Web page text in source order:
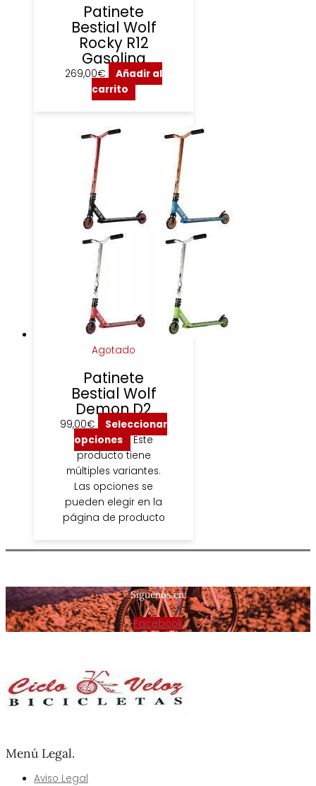
Patinete
Bestial Wolf
Rocky R12
Gasolina
269,00€
Añadir al
carrito
Agotado
Patinete
Bestial Wolf
Demon D2
99,00€
Seleccionar
opciones
Este
producto tiene
múltiples variantes.
Las opciones se
pueden elegir en la
página de producto
Síguenos en:
Facebook
Menú Legal.
Aviso Legal